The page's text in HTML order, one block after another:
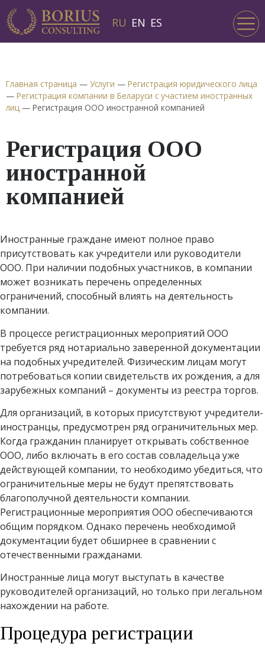
RU EN ES
Главная страница — Услуги — Регистрация юридического лица
— Регистрация компании в Беларуси с участием иностранных
лиц — Регистрация ООО иностранной компанией
Регистрация ООО
иностранной
компанией
Иностранные граждане имеют полное право
присутствовать как учредители или руководители
ООО. При наличии подобных участников, в компании
может возникать перечень определенных
ограничений, способный влиять на деятельность
компании.
В процессе регистрационных мероприятий ООО
требуется ряд нотариально заверенной документации
на подобных учредителей. Физическим лицам могут
потребоваться копии свидетельств их рождения, а для
зарубежных компаний – документы из реестра торгов.
Для организаций, в которых присутствуют учредители-
иностранцы, предусмотрен ряд ограничительных мер.
Когда гражданин планирует открывать собственное
ООО, либо включать в его состав совладельца уже
действующей компании, то необходимо убедиться, что
ограничительные меры не будут препятствовать
благополучной деятельности компании.
Регистрационные мероприятия ООО обеспечиваются
общим порядком. Однако перечень необходимой
документации будет обширнее в сравнении с
отечественными гражданами.
Иностранные лица могут выступать в качестве
руководителей организаций, но только при легальном
нахождении на работе.
Процедура регистрации